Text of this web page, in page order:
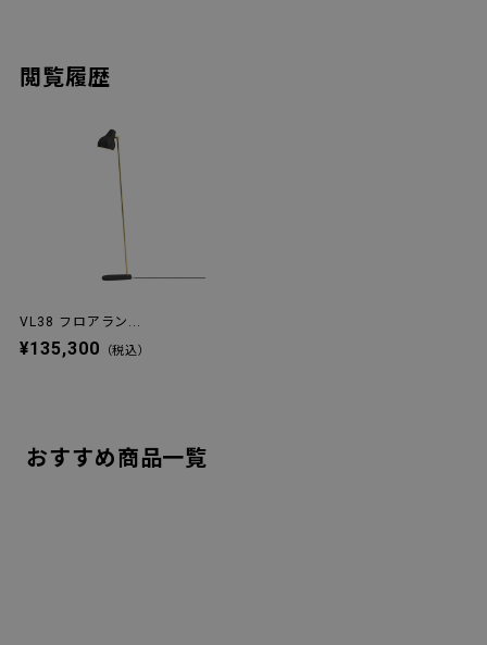
閲覧履歴
VL38 フロアラン...
¥135,300 （税込）
おすすめ商品一覧